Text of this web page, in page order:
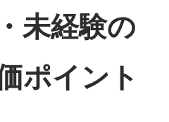
未経験の
ポイント